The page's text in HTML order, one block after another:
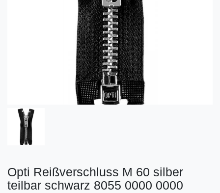
Opti Reißverschluss M 60 silber
teilbar schwarz 8055 0000 0000